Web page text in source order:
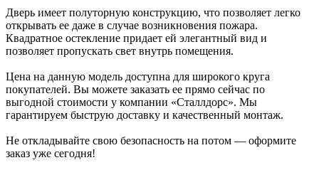
Дверь имеет полуторную конструкцию, что позволяет легко
открывать ее даже в случае возникновения пожара.
Квадратное остекление придает ей элегантный вид и
позволяет пропускать свет внутрь помещения.
Цена на данную модель доступна для широкого круга
покупателей. Вы можете заказать ее прямо сейчас по
выгодной стоимости у компании «Сталлдорс». Мы
гарантируем быструю доставку и качественный монтаж.
Не откладывайте свою безопасность на потом — оформите
заказ уже сегодня!